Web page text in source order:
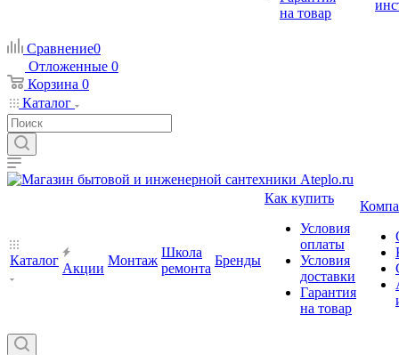
на товар
Сравнение0
Отложенные 0
Корзина 0
Каталог
Каталог
Акции
Монтаж
Школа
ремонта
Бренды
Как купить
Условия
оплаты
Условия
доставки
Гарантия
на товар